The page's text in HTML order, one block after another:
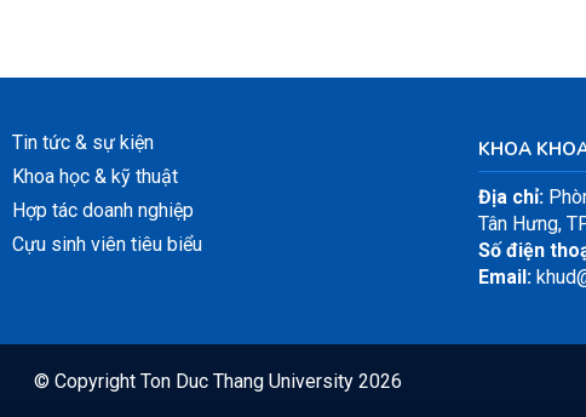
Tin tức & sự kiện
Khoa học & kỹ thuật
Hợp tác doanh nghiệp
Cựu sinh viên tiêu biểu
KHOA
Địa chỉ:
Tân Hưng,
Số điện
Email:
© Copyright Ton Duc Thang University 2026